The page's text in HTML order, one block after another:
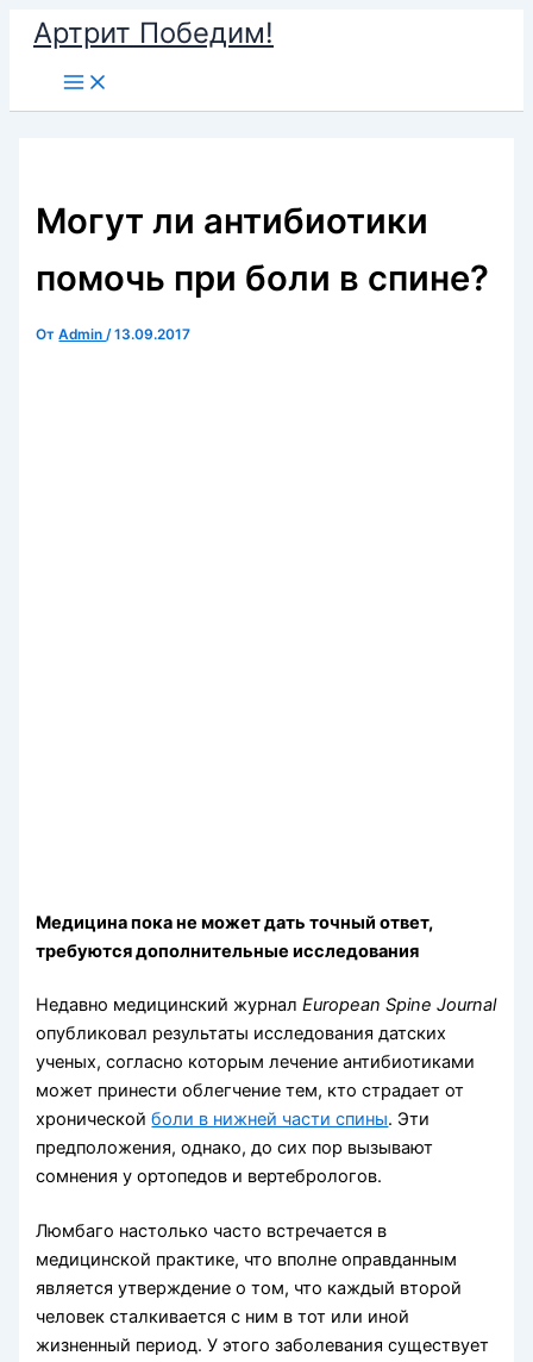
Перейти
содержимому
Артрит Победим!
Main
Menu
Могут ли антибиотики
помочь при боли в спине?
ОтAdmin/13.09.2017
Медицина пока не может дать точный ответ,
требуются дополнительные исследования
Недавно медицинский журналEuropean Spine Journal
опубликовал результаты исследования датских
ученых, согласно которым лечение антибиотиками
может принести облегчение тем, кто страдает от
хроническойболи в нижней части спины. Эти
предположения, однако, до сих пор вызывают
сомнения у ортопедов и вертебрологов.
Люмбаго настолько часто встречается в
медицинской практике, что вполне оправданным
является утверждение о том, что каждый второй
человек сталкивается с ним в тот или иной
жизненный период. У этого заболевания существует